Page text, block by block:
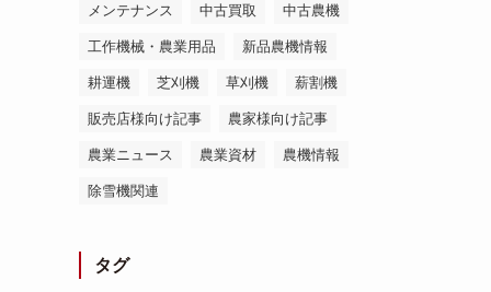
メンテナンス 中古買取 中古農機
工作機械・農業用品 新品農機情報
耕運機 芝刈機 草刈機 薪割機
販売店様向け記事 農家様向け記事
農業ニュース 農業資材 農機情報
除雪機関連
タグ